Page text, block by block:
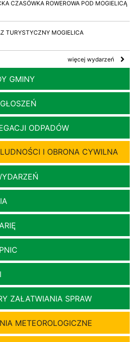
CZASÓWKA ROWEROWA POD MOGIELICĄ
TURYSTYCZNY MOGIELICA
więcej wydarzeń
GMINY
ODPADÓW
I OBRONA CYWILNA
ZAŁATWIANIA SPRAW
METEOROLOGICZNE